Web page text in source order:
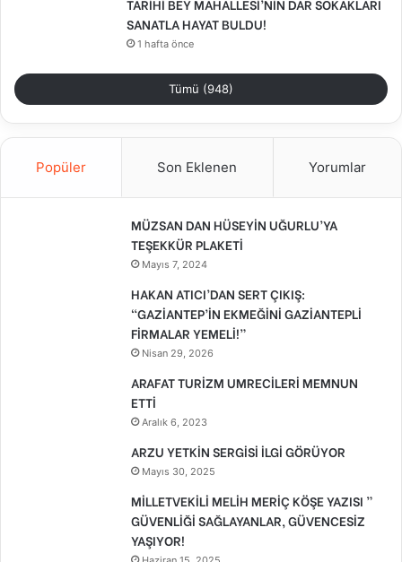
TARİHİ BEY MAHALLESİ’NİN DAR SOKAKLARI
SANATLA HAYAT BULDU!
1 hafta önce
Tümü (948)
Popüler Son Eklenen Yorumlar
MÜZSAN DAN HÜSEYİN UĞURLU’YA
TEŞEKKÜR PLAKETİ
Mayıs 7, 2024
HAKAN ATICI’DAN SERT ÇIKIŞ:
“GAZİANTEP’İN EKMEĞİNİ GAZİANTEPLİ
FİRMALAR YEMELİ!”
Nisan 29, 2026
ARAFAT TURİZM UMRECİLERİ MEMNUN
ETTİ
Aralık 6, 2023
ARZU YETKİN SERGİSİ İLGİ GÖRÜYOR
Mayıs 30, 2025
MİLLETVEKİLİ MELİH MERİÇ KÖŞE YAZISI ”
GÜVENLİĞİ SAĞLAYANLAR, GÜVENCESİZ
YAŞIYOR!